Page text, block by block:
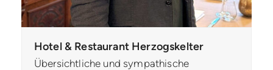
Hotel & Restaurant Herzogskelter
Übersichtliche und sympathische